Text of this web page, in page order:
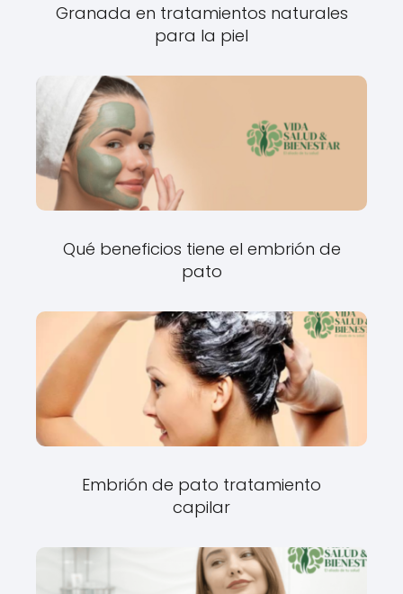
Granada en tratamientos naturales
para la piel
Qué beneficios tiene el embrión de
pato
Embrión de pato tratamiento
capilar